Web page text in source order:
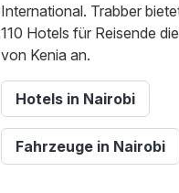
International. Trabber
110 Hotels für Reisende
von Kenia an.
Hotels in Nairobi
Fahrzeuge in Nairobi